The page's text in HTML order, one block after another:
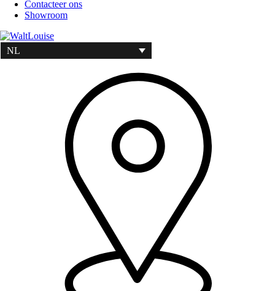
Contacteer ons
Showroom
NL